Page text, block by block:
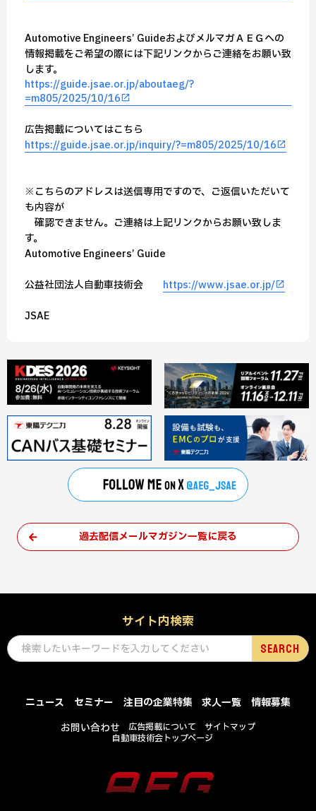
Automotive Engineers’ GuideおよびメルマガＡＥＧへの
情報掲載をご希望の際には下記リンクからご連絡をお願い致
します。
https://guide.jsae.or.jp/aboutaeg/?
=m805/2025/10/16
広告掲載についてはこちら
https://guide.jsae.or.jp/inquiry/?=m805/2025/10/16
※こちらのアドレスは送信専用ですので、ご返信いただいて
も内容が
確認できません。ご連絡は上記リンクからお願い致しま
す。
━Automotive Engineers’ Guide━━━━━━━━━━━━━━━━━━
公益社団法人自動車技術会 https://www.jsae.or.jp/
━━━━━━━━━━━━━━━━━━━━━━━━━━━━━JSAE━━
過去配信メールマガジン一覧に戻る
サイト内検索
ニュース セミナー 注目の企業特集 求人一覧
情報募集
お問い合わせ
広告掲載について
サイトマップ
自動車技術会トップページ